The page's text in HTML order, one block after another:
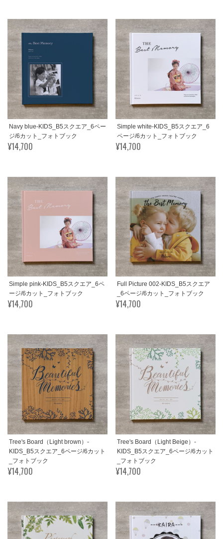
Navy blue-KIDS_B5スクエア_6ペー
ジ/6カット_フォトブック
¥14,700
Simple white-KIDS_B5スクエア_6
ページ/6カット_フォトブック
¥14,700
Simple pink-KIDS_B5スクエア_6ペ
ージ/6カット_フォトブック
¥14,700
Full Picture 002-KIDS_B5スクエア
_6ページ/6カット_フォトブック
¥14,700
Tree's Board（Light brown）-
KIDS_B5スクエア_6ページ/6カット
_フォトブック
¥14,700
Tree's Board（Light Beige）-
KIDS_B5スクエア_6ページ/6カット
_フォトブック
¥14,700